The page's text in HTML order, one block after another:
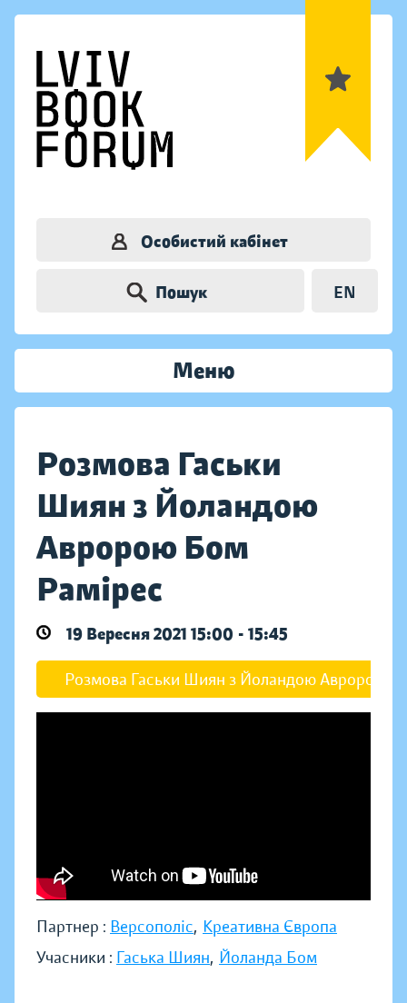
Особистий кабінет
Пошук EN
Меню
Розмова Гаськи
Шиян з Йоландою
Авророю Бом
Рамірес
19 Вересня 2021 15:00 - 15:45
Розмова Гаськи Шиян з Йоландою Авророю
Партнер : Версополіс, Креативна Європа
Учасники : Гаська Шиян, Йоланда Бом